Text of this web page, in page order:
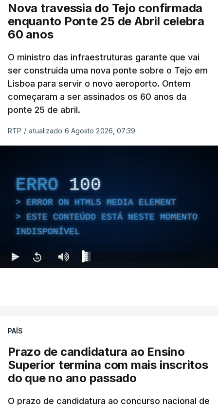
Nova travessia do Tejo confirmada
enquanto Ponte 25 de Abril celebra
60 anos
O ministro das infraestruturas garante que vai
ser construida uma nova ponte sobre o Tejo em
Lisboa para servir o novo aeroporto. Ontem
começaram a ser assinados os 60 anos da
ponte 25 de abril.
RTP / atualizado 6 Agosto 2026, 07:39
ERRO 100
ERROR ON HTML5 MEDIA ELEMENT
ESTE CONTEÚDO ESTÁ NESTE MOMENTO
INDISPONÍVEL
PAÍS
Prazo de candidatura ao Ensino
Superior termina com mais inscritos
do que no ano passado
O prazo de candidatura ao concurso nacional de